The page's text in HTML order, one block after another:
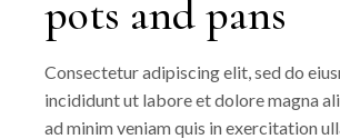
pots and pans
Consectetur adipiscing elit, sed do
incididunt ut labore et dolore magna
ad minim veniam quis in exercitation